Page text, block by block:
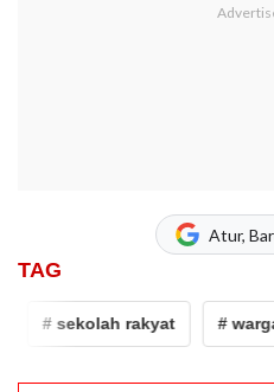
Atur,
TAG
# sekolah rakyat # warga